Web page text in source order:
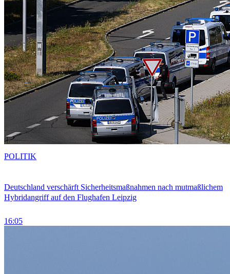
Deutschland verschärft Sicherheitsmaßnahmen nach mutmaßlichem
Hybridangriff auf den Flughafen Leipzig
16:05
POLITIK